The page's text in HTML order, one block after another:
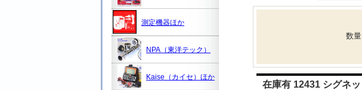
数量
在庫有 12431 シグネ
測定機器ほか
NPA（東洋テック）
Kaise（カイセ）ほか